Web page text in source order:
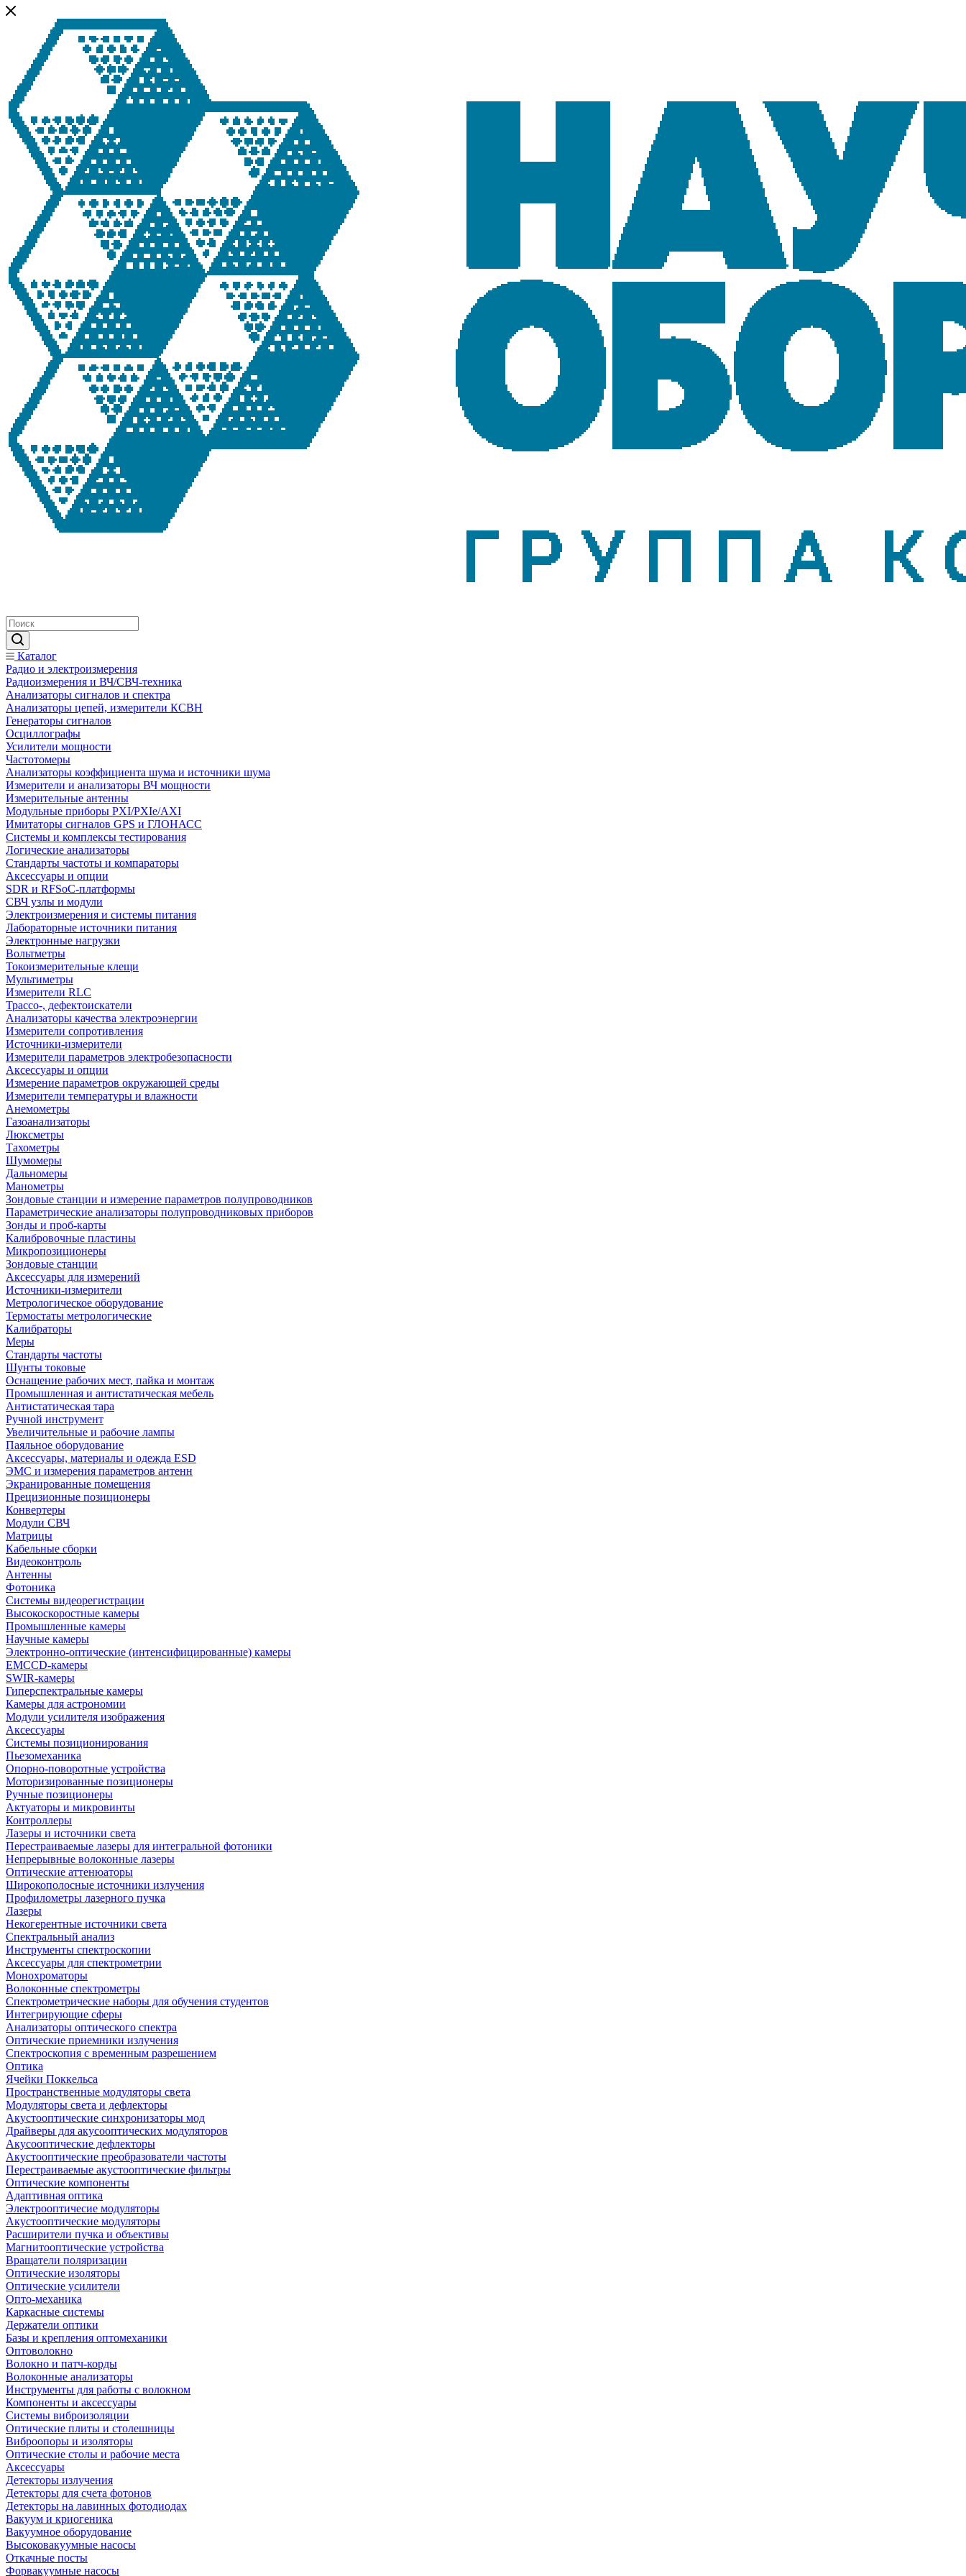
Каталог
Радио и электроизмерения
Радиоизмерения и ВЧ/СВЧ-техника
Анализаторы сигналов и спектра
Анализаторы цепей, измерители КСВН
Генераторы сигналов
Осциллографы
Усилители мощности
Частотомеры
Анализаторы коэффициента шума и источники шума
Измерители и анализаторы ВЧ мощности
Измерительные антенны
Модульные приборы PXI/PXIe/AXI
Имитаторы сигналов GPS и ГЛОНАСС
Системы и комплексы тестирования
Логические анализаторы
Стандарты частоты и компараторы
Аксессуары и опции
SDR и RFSoC‑платформы
СВЧ узлы и модули
Электроизмерения и системы питания
Лабораторные источники питания
Электронные нагрузки
Вольтметры
Токоизмерительные клещи
Мультиметры
Измерители RLC
Трассо-, дефектоискатели
Анализаторы качества электроэнергии
Измерители сопротивления
Источники-измерители
Измерители параметров электробезопасности
Аксессуары и опции
Измерение параметров окружающей среды
Измерители температуры и влажности
Анемометры
Газоанализаторы
Люксметры
Тахометры
Шумомеры
Дальномеры
Манометры
Зондовые станции и измерение параметров полупроводников
Параметрические анализаторы полупроводниковых приборов
Зонды и проб-карты
Калибровочные пластины
Микропозиционеры
Зондовые станции
Аксессуары для измерений
Источники-измерители
Метрологическое оборудование
Термостаты метрологические
Калибраторы
Меры
Стандарты частоты
Шунты токовые
Оснащение рабочих мест, пайка и монтаж
Промышленная и антистатическая мебель
Антистатическая тара
Ручной инструмент
Увеличительные и рабочие лампы
Паяльное оборудование
Аксессуары, материалы и одежда ESD
ЭМС и измерения параметров антенн
Экранированные помещения
Прецизионные позиционеры
Конвертеры
Модули СВЧ
Матрицы
Кабельные сборки
Видеоконтроль
Антенны
Фотоника
Cистемы видеорегистрации
Высокоскоростные камеры
Промышленные камеры
Научные камеры
Электронно-оптические (интенсифицированные) камеры
EMCCD-камеры
SWIR-камеры
Гиперспектральные камеры
Камеры для астрономии
Модули усилителя изображения
Аксессуары
Системы позиционирования
Пьезомеханика
Опорно-поворотные устройства
Моторизированные позиционеры
Ручные позиционеры
Актуаторы и микровинты
Контроллеры
Лазеры и источники света
Перестраиваемые лазеры для интегральной фотоники
Непрерывные волоконные лазеры
Оптические аттенюаторы
Широкополосные источники излучения
Профилометры лазерного пучка
Лазеры
Некогерентные источники света
Спектральный анализ
Инструменты спектроскопии
Аксессуары для спектрометрии
Монохроматоры
Волоконные спектрометры
Спектрометрические наборы для обучения студентов
Интегрирующие сферы
Анализаторы оптического спектра
Оптические приемники излучения
Спектроскопия с временным разрешением
Оптика
Ячейки Поккельса
Пространственные модуляторы света
Модуляторы света и дефлекторы
Акустооптические синхронизаторы мод
Драйверы для акусооптических модуляторов
Акусооптические дефлекторы
Акустооптические преобразователи частоты
Перестраиваемые акустооптические фильтры
Оптические компоненты
Адаптивная оптика
Электрооптичесие модуляторы
Акустооптические модуляторы
Расширители пучка и объективы
Магнитооптические устройства
Вращатели поляризации
Оптические изоляторы
Оптические усилители
Опто-механика
Каркасные системы
Держатели оптики
Базы и крепления оптомеханики
Оптоволокно
Волокно и патч-корды
Волоконные анализаторы
Инструменты для работы с волокном
Компоненты и аксессуары
Системы виброизоляции
Оптические плиты и столешницы
Виброопоры и изоляторы
Оптические столы и рабочие места
Аксессуары
Детекторы излучения
Детекторы для счета фотонов
Детекторы на лавинных фотодиодах
Вакуум и криогеника
Вакуумное оборудование
Высоковакуумные насосы
Откачные посты
Форвакуумные насосы